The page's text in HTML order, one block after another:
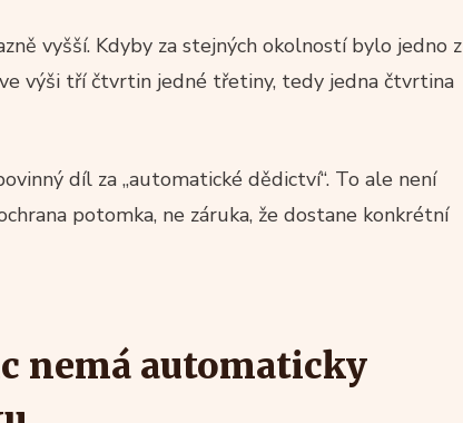
vyšší. Kdyby za stejných okolností bylo jedno z
výši tří čtvrtin jedné třetiny, tedy jedna čtvrtina
díl za „automatické dědictví“. To ale není
potomka, ne záruka, že dostane konkrétní
nemá automaticky